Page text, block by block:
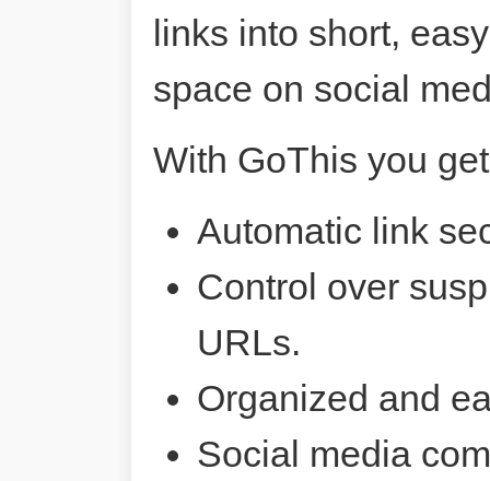
links into short,
space on social
With GoThis you
Automatic link
Control over
URLs.
Organized and
Social media